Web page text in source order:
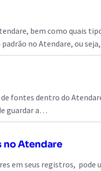
bem como quais
no Atendare, ou
fontes dentro do
guardar a…
no Atendare
em seus registros,